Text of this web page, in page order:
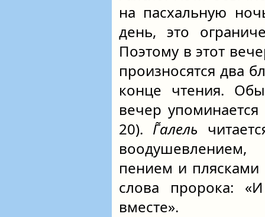
на пасхальную
день, это
Поэтому в этот
произносятся два
конце чтения.
вечер
20). Г̃алель
пением и плясками
слова пророка:
вместе».